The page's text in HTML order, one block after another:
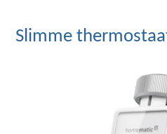
Slimme